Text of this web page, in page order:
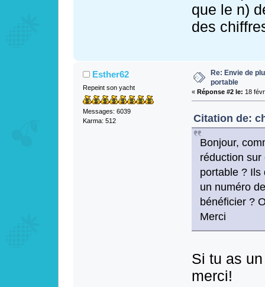
que le n)
des
Esther62
Repeint son yacht
Messages: 6039
Karma: 512
Re: Envie de
portable
« Réponse #2 le: 18
Citation de:
Bonjour,
réduction
portable ? Ils
un numéro
bénéficier ?
Merci
Si tu as
merci!